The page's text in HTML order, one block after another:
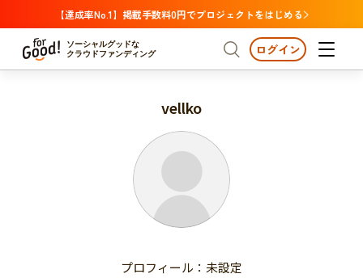
【達成率No.1】掲載手数料0円でプロジェクトをはじめる
ソーシャルグッドな
クラウドファンディング
プロジェクトからさがす 注目
支援金額が多い
支援人数が多い
終了日が近い
国際協力
支援金額が多い
終了日が近い
カテゴリーからさがす
医療・福祉
子ども・教育
人権・マイノリティ
ログイン
vellko
プロフィール：未設定